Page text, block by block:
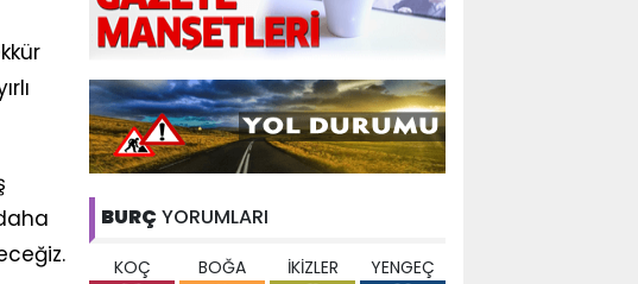
BURÇ YORUMLARI
KOÇ BOĞA İKİZLER YENGEÇ